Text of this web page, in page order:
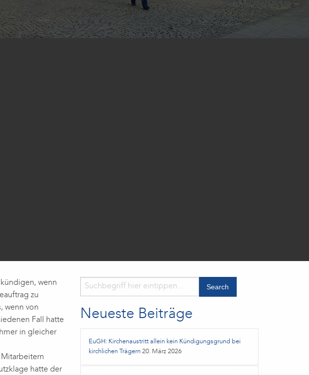
wenn
zu
wenn von
Fall hatte
in gleicher
hatte der
Neueste Beiträge
EuGH: Kirchenaustritt allein kein Kündigungsgrund bei
kirchlichen Trägern 20. März 2026